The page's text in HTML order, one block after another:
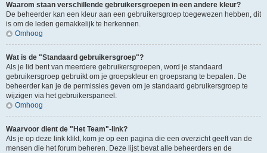
Waarom staan verschillende gebruikersgroepen in een andere kleur?
De beheerder kan een kleur aan een gebruikersgroep toegewezen hebben, dit
is om de leden gemakkelijk te herkennen.
Omhoog
Wat is de "Standaard gebruikersgroep"?
Als je lid bent van meerdere gebruikersgroepen, word je standaard
gebruikersgroep gebruikt om je groepskleur en groepsrang te bepalen. De
beheerder kan je de permissies geven om je standaard gebruikersgroep te
wijzigen via het gebruikerspaneel.
Omhoog
Waarvoor dient de "Het Team"-link?
Als je op deze link klikt, kom je op een pagina die een overzicht geeft van de
mensen die het forum beheren. Deze lijst bevat alle beheerders en de